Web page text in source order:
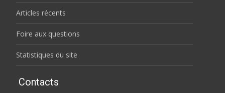
Articles récents
Foire aux questions
Statistiques du site
Contacts